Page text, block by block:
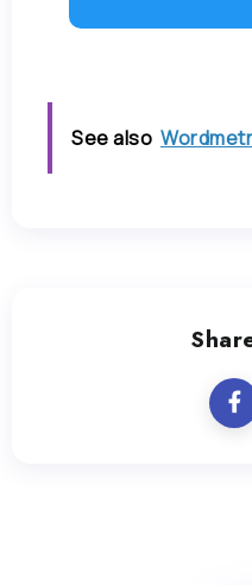
See also